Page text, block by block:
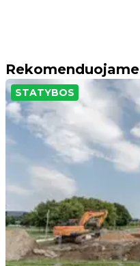
Rekomenduojame
STATYBOS